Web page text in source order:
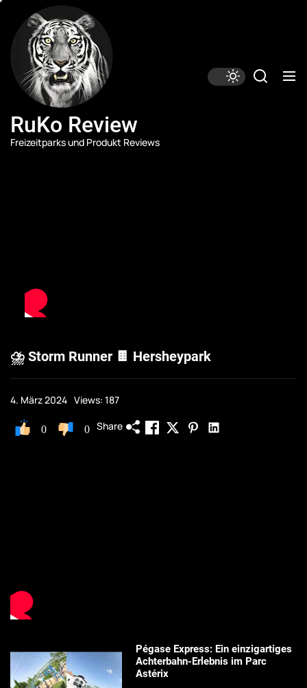
the
content
RuKo Review
Freizeitparks und Produkt Reviews
⛈️ Storm Runner 🍫 Hersheypark
4. März 2024 Views: 187
0 0 Share
Pégase Express: Ein einzigartiges
Achterbahn-Erlebnis im Parc
Astérix